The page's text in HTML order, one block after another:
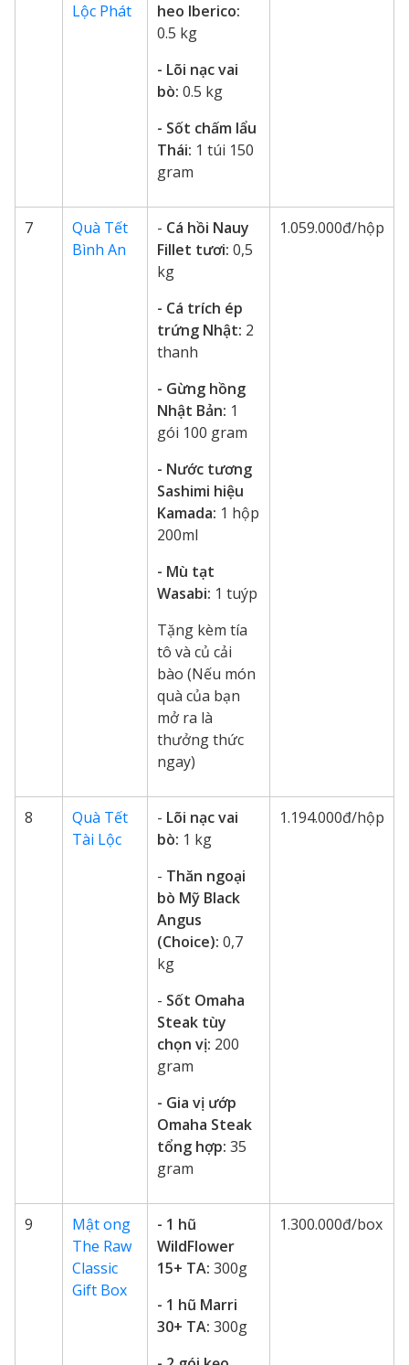
Lộc Phát
heo Iberico:
0.5 kg
- Lõi nạc vai
bò: 0.5 kg
- Sốt chấm lẩu
Thái: 1 túi 150
gram
7
Quà Tết
Bình An
- Cá hồi Nauy
Fillet tươi: 0,5
kg
- Cá trích ép
trứng Nhật: 2
thanh
- Gừng hồng
Nhật Bản: 1
gói 100 gram
- Nước tương
Sashimi hiệu
Kamada: 1 hộp
200ml
- Mù tạt
Wasabi: 1 tuýp
Tặng kèm tía
tô và củ cải
bào (Nếu món
quà của bạn
mở ra là
thưởng thức
ngay)
1.059.000đ/hộp
8
Quà Tết
Tài Lộc
- Lõi nạc vai
bò: 1 kg
- Thăn ngoại
bò Mỹ Black
Angus
(Choice): 0,7
kg
- Sốt Omaha
Steak tùy
chọn vị: 200
gram
- Gia vị ướp
Omaha Steak
tổng hợp: 35
gram
1.194.000đ/hộp
9
Mật ong
The Raw
Classic
Gift Box
- 1 hũ
WildFlower
15+ TA: 300g
- 1 hũ Marri
30+ TA: 300g
1.300.000đ/box